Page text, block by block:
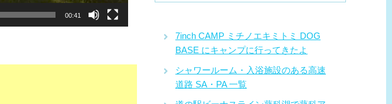
00:41
7inch CAMP ミチノエキミトミ DOG
BASE にキャンプに行ってきたよ
シャワールーム・入浴施設のある高速
道路 SA・PA 一覧